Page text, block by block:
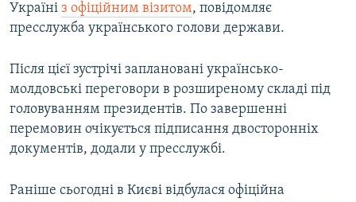
ДОЛУЧАЙСЯ!
Усі сайти RFE/RL
Україні з офіційним візитом, повідомляє
пресслужба українського голови держави.
Після цієї зустрічі заплановані українсько-
молдовські переговори в розширеному складі під
головуванням президентів. По завершенні
перемовин очікується підписання двосторонніх
документів, додали у пресслужбі.
Раніше сьогодні в Києві відбулася офіційна